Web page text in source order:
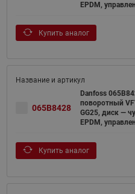
EPDM,
Купить аналог
065B8428
Danfoss
поворотный
GG25, диск —
EPDM,
Купить аналог